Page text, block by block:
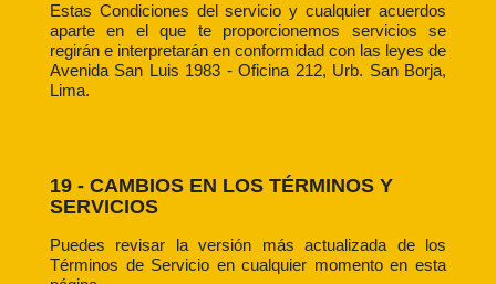
Estas Condiciones del servicio y cualquier acuerdos
aparte en el que te proporcionemos servicios se
regirán e interpretarán en conformidad con las leyes de
Avenida San Luis 1983 - Oficina 212, Urb. San Borja,
Lima.
19 - CAMBIOS EN LOS TÉRMINOS Y
SERVICIOS
Puedes revisar la versión más actualizada de los
Términos de Servicio en cualquier momento en esta